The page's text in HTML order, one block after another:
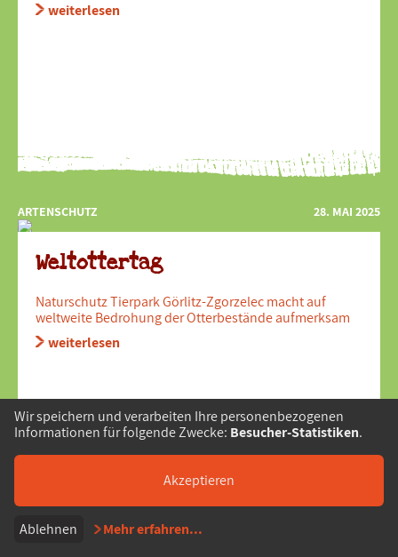
weiterlesen
ARTENSCHUTZ 28. MAI 2025
Weltottertag
Naturschutz Tierpark Görlitz-Zgorzelec macht auf
weltweite Bedrohung der Otterbestände aufmerksam
weiterlesen
Wir speichern und verarbeiten Ihre personenbezogenen
Informationen für folgende Zwecke: Besucher-Statistiken.
Ablehnen
Akzeptieren
Mehr erfahren...